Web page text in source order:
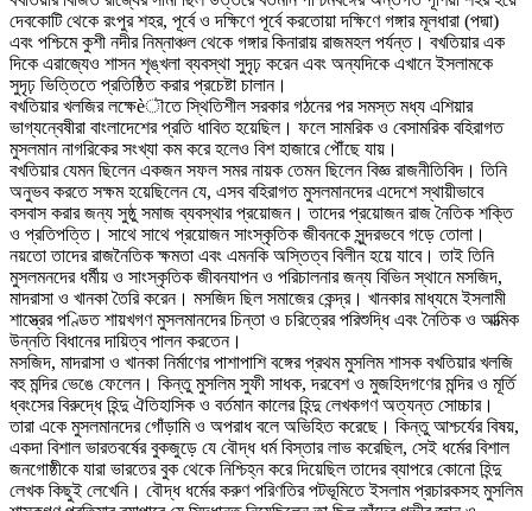
দেবকোটি থেকে রংপুর শহর, পূর্বে ও দক্ষিণে পূর্বে করতোয়া দক্ষিণে গঙ্গার মূলধারা (পদ্মা)
এবং পশ্চিমে কুশী নদীর নিম্নাঞ্চল থেকে গঙ্গার কিনারায় রাজমহল পর্যন্ত। বখতিয়ার এক
দিকে এরাজ্যেও শাসন শৃঙ্খলা ব্যবস্থা সুদৃঢ় করেন এবং অন্যদিকে এখানে ইসলামকে
সুদৃঢ় ভিত্তিতে প্রতিষ্ঠিত করার প্রচেষ্টা চালান।
বখতিয়ার খলজির লক্ষেèৗতে স্থিতিশীল সরকার গঠনের পর সমস্ত মধ্য এশিয়ার
ভাগ্যন্বেষীরা বাংলাদেশের প্রতি ধাবিত হয়েছিল। ফলে সামরিক ও বেসামরিক বহিরাগত
মুসলমান নাগরিকের সংখ্যা কম করে হলেও বিশ হাজারে পৌঁছে যায়।
বখতিয়ার যেমন ছিলেন একজন সফল সমর নায়ক তেমন ছিলেন বিজ্ঞ রাজনীতিবিদ। তিনি
অনুভব করতে সক্ষম হয়েছিলেন যে, এসব বহিরাগত মুসলমানদের এদেশে স্থায়ীভাবে
বসবাস করার জন্য সুষ্ঠু সমাজ ব্যবস্থার প্রয়োজন। তাদের প্রয়োজন রাজ নৈতিক শক্তি
ও প্রতিপত্তি। সাথে সাথে প্রয়োজন সাংস্কৃতিক জীবনকে সুন্দরভবে গড়ে তোলা।
নয়তো তাদের রাজনৈতিক ক্ষমতা এবং এমনকি অস্তিত্ব বিলীন হয়ে যাবে। তাই তিনি
মুসলমনদের ধর্মীয় ও সাংস্কৃতিক জীবনযাপন ও পরিচালনার জন্য বিভিন স্থানে মসজিদ,
মাদরাসা ও খানকা তৈরি করেন। মসজিদ ছিল সমাজের কেন্দ্র। খানকার মাধ্যমে ইসলামী
শাস্ত্রের পণ্ডিত শায়খগণ মুসলমানদের চিন্তা ও চরিত্রের পরিশুদ্ধি এবং নৈতিক ও আত্মিক
উন্নতি বিধানের দায়িত্ব পালন করতেন।
মসজিদ, মাদরাসা ও খানকা নির্মাণের পাশাপাশি বঙ্গের প্রথম মুসলিম শাসক বখতিয়ার খলজি
বহু মন্দির ভেঙে ফেলেন। কিন্তু মুসলিম সুফী সাধক, দরবেশ ও মুজহিদগণের মন্দির ও মূর্তি
ধ্বংসের বিরুদ্ধে হিন্দু ঐতিহাসিক ও বর্তমান কালের হিন্দু লেখকগণ অত্যন্ত সোচ্চার।
তারা একে মুসলমানদের গোঁড়ামি ও অপরাধ বলে অভিহিত করেছে। কিন্তু আশ্চর্যের বিষয়,
একদা বিশাল ভারতবর্ষের বুকজুড়ে যে বৌদ্ধ ধর্ম বিস্তার লাভ করেছিল, সেই ধর্মের বিশাল
জনগোষ্ঠীকে যারা ভারতের বুক থেকে নিশ্চিহ্ন করে দিয়েছিল তাদের ব্যাপরে কোনো হিন্দু
লেখক কিছুই লেখেনি। বৌদ্ধ ধর্মের করুণ পরিণতির পটভূমিতে ইসলাম প্রচারকসহ মুসলিম